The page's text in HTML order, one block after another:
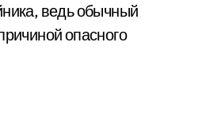
ведь обычный
опасного